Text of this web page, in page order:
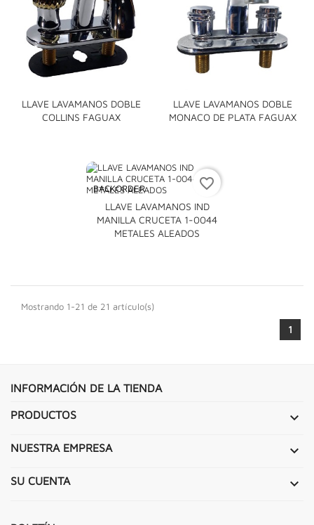
LLAVE LAVAMANOS DOBLE
COLLINS FAGUAX
LLAVE LAVAMANOS DOBLE
MONACO DE PLATA FAGUAX
LLAVE LAVAMANOS IND
MANILLA CRUCETA 1-0044
METALES ALEADOS
BACKORDER favorite_border
Mostrando 1-21 de 21 artículo(s)
1
INFORMACIÓN DE LA TIENDA
PRODUCTOS 
NUESTRA EMPRESA 
SU CUENTA 